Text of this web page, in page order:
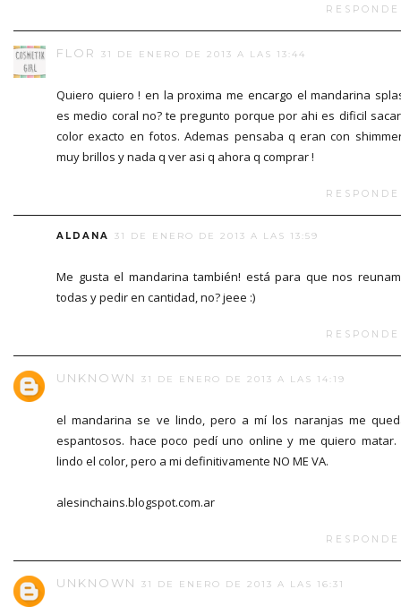
FLOR 31 DE ENERO DE 2013 A LAS 13:44
Quiero quiero ! en la proxima me encargo el mandarina
es medio coral no? te pregunto porque por ahi es dificil
color exacto en fotos. Ademas pensaba q eran con
muy brillos y nada q ver asi q ahora q comprar !
ALDANA 31 DE ENERO DE 2013 A LAS 13:59
Me gusta el mandarina también! está para que nos
todas y pedir en cantidad, no? jeee :)
UNKNOWN 31 DE ENERO DE 2013 A LAS 14:19
el mandarina se ve lindo, pero a mí los naranjas me
espantosos. hace poco pedí uno online y me quiero matar.
lindo el color, pero a mi definitivamente NO ME VA.
alesinchains.blogspot.com.ar
UNKNOWN 31 DE ENERO DE 2013 A LAS 16:31